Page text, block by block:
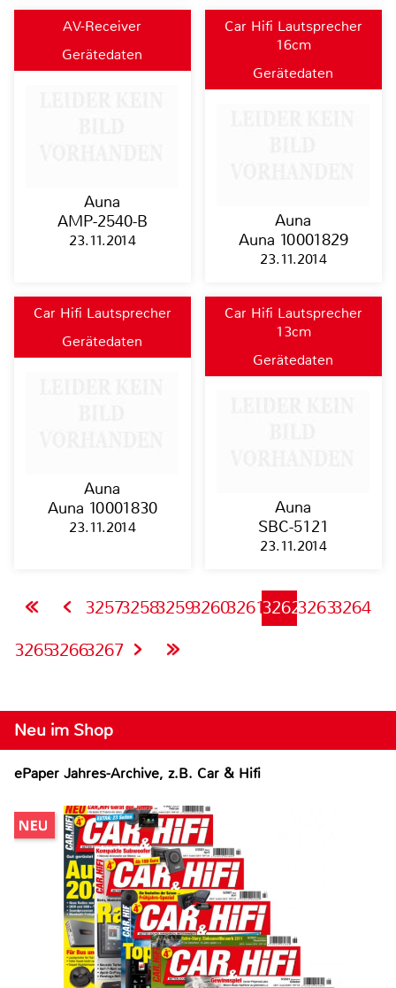
AV-Receiver
Gerätedaten
Auna
AMP-2540-B
23.11.2014
Car Hifi Lautsprecher
16cm
Gerätedaten
Auna
Auna 10001829
23.11.2014
Car Hifi Lautsprecher
Gerätedaten
Auna
Auna 10001830
23.11.2014
Car Hifi Lautsprecher
13cm
Gerätedaten
Auna
SBC-5121
23.11.2014
32573258325932603261326232633264
326532663267
Neu im Shop
ePaper Jahres-Archive, z.B. Car & Hifi